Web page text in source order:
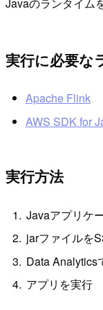
実行に必要な
Apache Flink
AWS SDK for
実行方法
Javaアプリケ
jarファイルを
Data Analytics
アプリを実行